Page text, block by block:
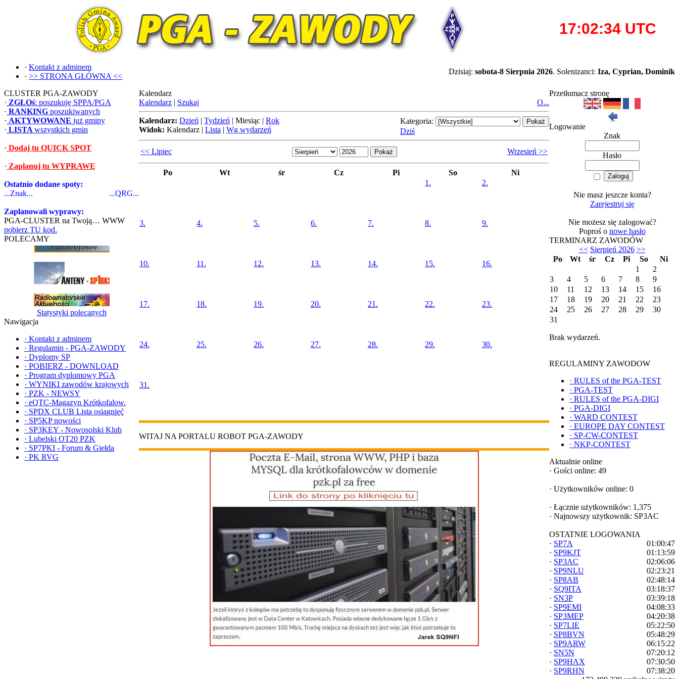
· Kontakt z adminem
· >> STRONA GŁÓWNA <<
Dzisiaj: sobota-8 Sierpnia 2026. Solenizanci: Iza, Cyprian, Dominik
CLUSTER PGA-ZAWODY
· ZGŁOś: poszukuję SPPA/PGA
· RANKING poszukiwanych
· AKTYWOWANE już gminy
· LISTA wszystkich gmin
· Dodaj tu QUICK SPOT
· Zaplanuj tu WYPRAWĘ
Ostatnio dodane spoty:
...Znak...
...QRG...
Zaplanowali wyprawy:
PGA-CLUSTER na Twoją… WWW
pobierz TU kod.
POLECAMY
Statystyki polecanych
Nawigacja
· Kontakt z adminem
· Regulamin - PGA-ZAWODY
· Dyplomy SP
· POBIERZ - DOWNLOAD
· Program dyplomowy PGA
· WYNIKI zawodów krajowych
· PZK - NEWSY
· eQTC-Magazyn Krótkofalow.
· SPDX CLUB Lista osiągnięć
· SP5KP nowości
· SP3KEY - Nowosolski Klub
· Lubelski OT20 PZK
· SP7PKI - Forum & Giełda
· PK RVG
Kalendarz
Kalendarz | Szukaj O...
Kalendarz: Dzień | Tydzień | Miesiąc | Rok
Widok: Kalendarz | Lista | Wg wydarzeń
Kategoria:
Dziś
<< Lipiec Wrzesień >>
Po Wt śr Cz Pi So
Ni
1.
2.
3. 4. 5. 6. 7. 8. 9.
10. 11. 12. 13. 14. 15. 16.
17. 18. 19. 20. 21. 22. 23.
24. 25. 26. 27. 28. 29. 30.
31.
WITAJ NA PORTALU ROBOT PGA-ZAWODY
Przetłumacz stronę
Logowanie
Znak
Hasło
Nie masz jeszcze konta?
Zarejestruj się
Nie możesz się zalogować?
Poproś o nowe hasło
TERMINARZ ZAWODÓW
<< Sierpień 2026 >>
Po
Wt śr Cz Pi So
Ni
1
2
3
4 5 6 7 8
9
10
11 12 13 14 15
16
17
18 19 20 21 22
23
24
25 26 27 28 29
30
31
Brak wydarzeń.
REGULAMINY ZAWODOW
· RULES of the PGA-TEST
· PGA-TEST
· RULES of the PGA-DIGI
· PGA-DIGI
· WARD CONTEST
· EUROPE DAY CONTEST
· SP-CW-CONTEST
· NKP-CONTEST
Aktualnie online
· Gości online: 49
· Użytkowników online: 0
· Łącznie użytkowników: 1,375
· Najnowszy użytkownik: SP3AC
OSTATNIE LOGOWANIA
· SP7A
01:00:47
· SP9KJT
01:13:59
· SP3AC
02:06:06
· SP9NLU
02:23:21
· SP8AB
02:48:14
· SQ9ITA
03:18:37
· SN3P
03:39:18
· SP9EMI
04:08:33
· SP3MEP
04:20:38
· SP7LIE
05:22:50
· SP8BVN
05:48:29
· SP9ARW
06:15:22
· SN5N
07:20:12
· SP9HAX
07:30:50
· SP9RHN
07:38:20